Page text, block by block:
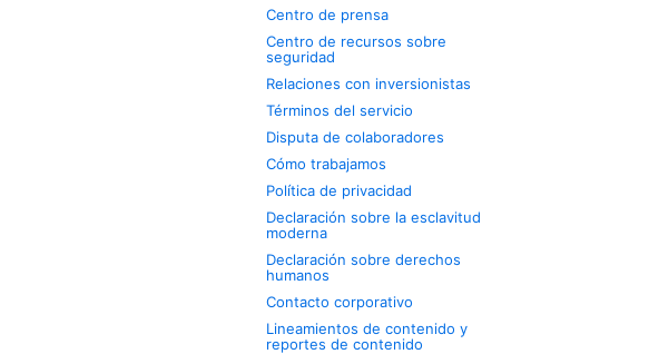
Centro de prensa
Centro de recursos sobre
seguridad
Relaciones con inversionistas
Términos del servicio
Disputa de colaboradores
Cómo trabajamos
Política de privacidad
Declaración sobre la esclavitud
moderna
Declaración sobre derechos
humanos
Contacto corporativo
Lineamientos de contenido y
reportes de contenido